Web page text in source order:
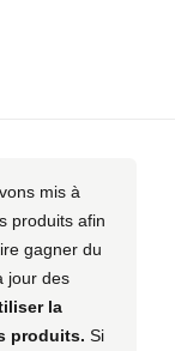
mis à
produits afin
gagner du
jour des
la
produits. Si